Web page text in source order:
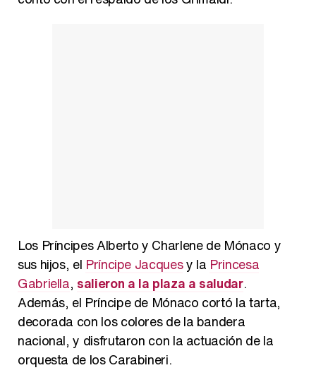
Los Príncipes Alberto y Charlene de Mónaco y
sus hijos, el Príncipe Jacquesy la Princesa
Gabriella, salieron a la plaza a saludar.
Además, el Príncipe de Mónaco cortó la tarta,
decorada con los colores de la bandera
nacional, y disfrutaron con la actuación de la
orquesta de los Carabineri.